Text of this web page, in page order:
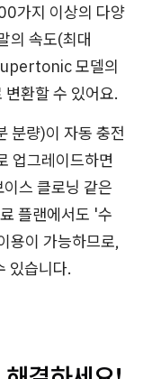
가지 이상의 다양
의 속도(최대
모델의
환할 수 있어요.
분량)이 자동 충전
업그레이드하면
스 클로닝 같은
플랜에서도 '수
용이 가능하므로,
있습니다.